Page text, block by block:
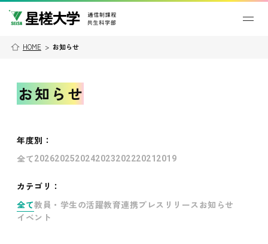
HOME > お知らせ
お知らせ
年度別 ：
全て202620252024202320222021 2019
カテゴリ：
全て教員・学生の活躍教育連携プレスリリース お知らせ
イベント